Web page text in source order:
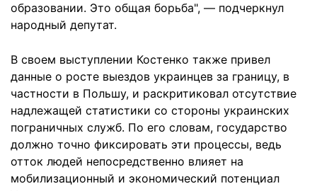
образовании. Это общая борьба", — подчеркнул
народный депутат.
В своем выступлении Костенко также привел
данные о росте выездов украинцев за границу, в
частности в Польшу, и раскритиковал отсутствие
надлежащей статистики со стороны украинских
пограничных служб. По его словам, государство
должно точно фиксировать эти процессы, ведь
отток людей непосредственно влияет на
мобилизационный и экономический потенциал